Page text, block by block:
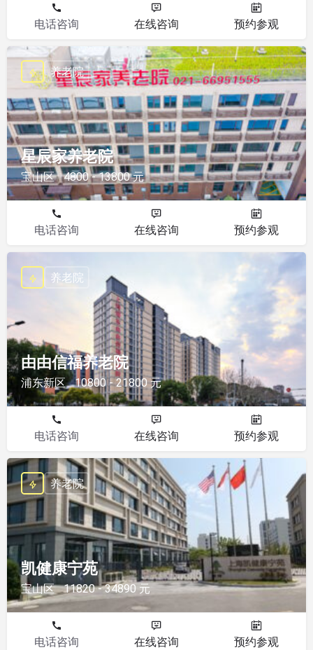
电话咨询 在线咨询 预约参观
星辰家养老院
宝山区 4800 - 13800 元
养老院
电话咨询 在线咨询 预约参观
由由信福养老院
浦东新区 10800 - 21800 元
养老院
电话咨询 在线咨询 预约参观
凯健康宁苑
宝山区 11820 - 34890 元
养老院
电话咨询 在线咨询 预约参观